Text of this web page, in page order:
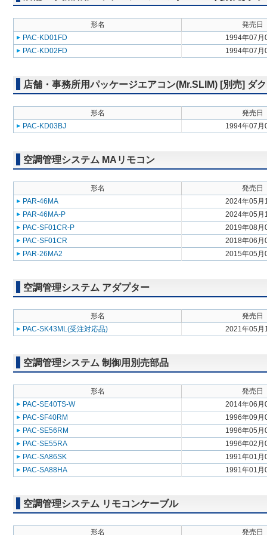
形名
発売日
PAC-KD01FD
1994年07月
PAC-KD02FD
1994年07月
店舗・事務所用パッケージエアコン(Mr.SLIM) [別売] ダ
形名
発売日
PAC-KD03BJ
1994年07月
空調管理システム MAリモコン
形名
発売日
PAR-46MA
2024年05月
PAR-46MA-P
2024年05月
PAC-SF01CR-P
2019年08月
PAC-SF01CR
2018年06月
PAR-26MA2
2015年05月
空調管理システム アダプター
形名
発売日
PAC-SK43ML(受注対応品)
2021年05月
空調管理システム 制御用別売部品
形名
発売日
PAC-SE40TS-W
2014年06月
PAC-SF40RM
1996年09月
PAC-SE56RM
1996年05月
PAC-SE55RA
1996年02月
PAC-SA86SK
1991年01月
PAC-SA88HA
1991年01月
空調管理システム リモコンケーブル
形名 発売日